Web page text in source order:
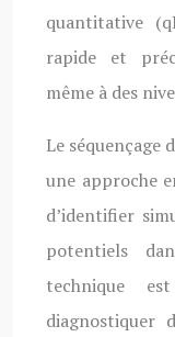
quantitative
rapide et
même à des
Le séquençage
une approche
d’identifier
potentiels
technique
diagnostiquer